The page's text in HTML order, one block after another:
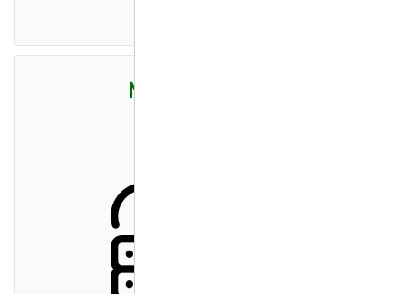
Microsoft 365